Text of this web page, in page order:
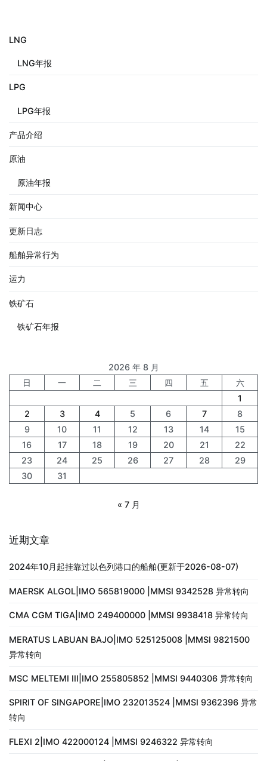
LNG
LNG年报
LPG
LPG年报
产品介绍
原油
原油年报
新闻中心
更新日志
船舶异常行为
运力
铁矿石
铁矿石年报
2026 年 8 月
日
一 二 三 四 五
六
1
2
3 4 5 6 7
8
9
10 11 12 13 14
15
16
17 18 19 20 21
22
23
24 25 26 27 28
29
30
31
« 7 月
近期文章
2024年10月起挂靠过以色列港口的船舶(更新于2026-08-07)
MAERSK ALGOL|IMO 565819000 |MMSI 9342528 异常转向
CMA CGM TIGA|IMO 249400000 |MMSI 9938418 异常转向
MERATUS LABUAN BAJO|IMO 525125008 |MMSI 9821500
异常转向
MSC MELTEMI III|IMO 255805852 |MMSI 9440306 异常转向
SPIRIT OF SINGAPORE|IMO 232013524 |MMSI 9362396 异常
转向
FLEXI 2|IMO 422000124 |MMSI 9246322 异常转向